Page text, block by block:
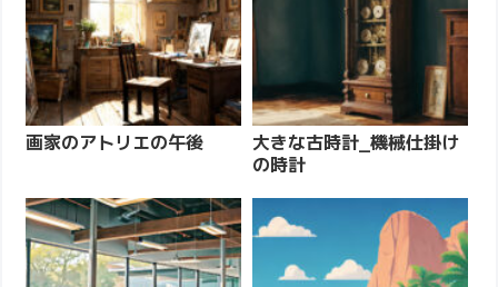
画家のアトリエの午後
大きな古時計_機械仕掛け
の時計